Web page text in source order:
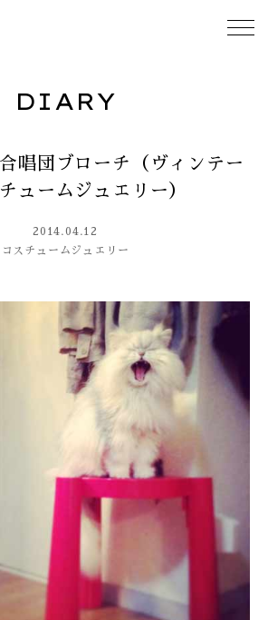
ABOUT
ACCESS
DIARY
CONTACT
ONLINE SHOP
DIARY
唱団ブローチ（ヴィンテー
ュームジュエリー）
2014.04.12
コスチュームジュエリー